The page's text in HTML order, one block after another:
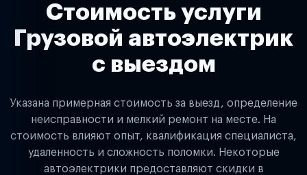
Стоимость услуги
Грузовой автоэлектрик
с выездом
Указана примерная стоимость за выезд, определение
неисправности и мелкий ремонт на месте. На
стоимость влияют опыт, квалификация специалиста,
удаленность и сложность поломки. Некоторые
автоэлектрики предоставляют скидки в